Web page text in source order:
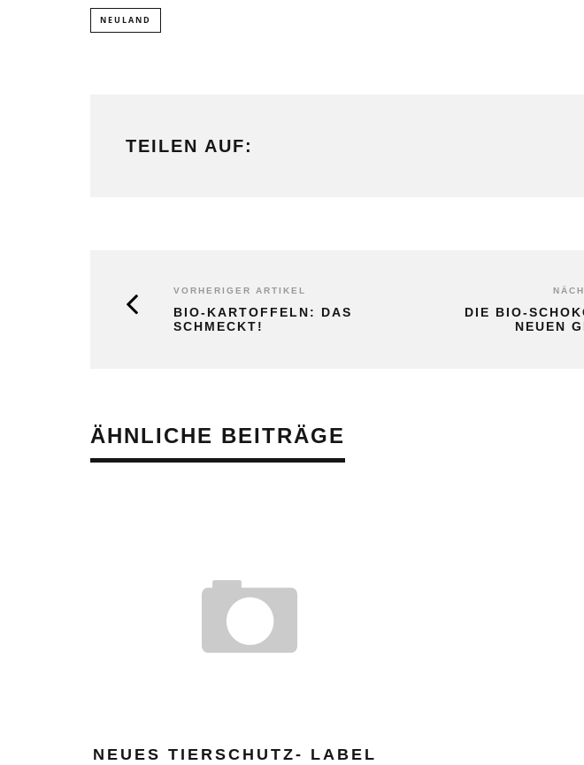
NEULAND
TEILEN AUF:
VORHERIGER ARTIKEL
BIO-KARTOFFELN: DAS
SCHMECKT!
DIE BIO-
NEUEN
ÄHNLICHE BEITRÄGE
NEUES TIERSCHUTZ- LABEL